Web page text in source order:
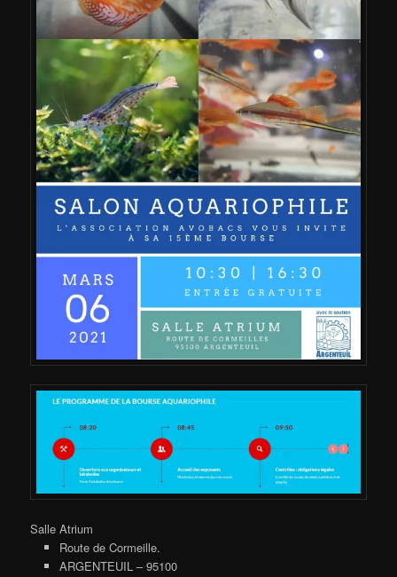
Salle Atrium
Route de Cormeille.
ARGENTEUIL – 95100